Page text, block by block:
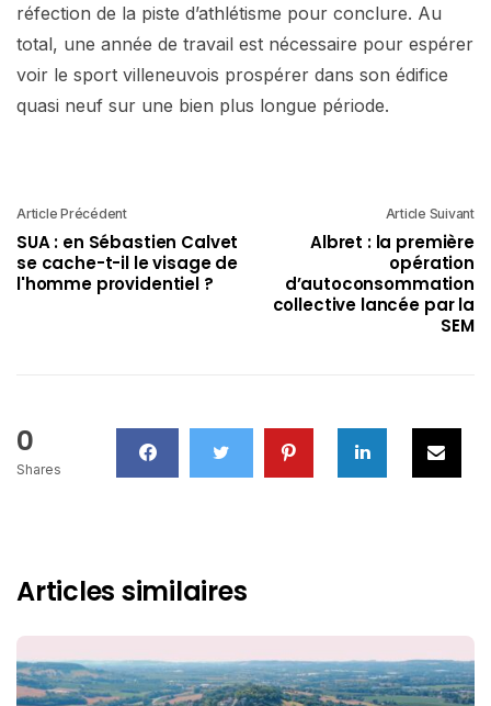
réfection de la piste d’athlétisme pour conclure. Au
total, une année de travail est nécessaire pour espérer
voir le sport villeneuvois prospérer dans son édifice
quasi neuf sur une bien plus longue période.
Article Précédent
SUA : en Sébastien Calvet
se cache-t-il le visage de
l'homme providentiel ?
Article Suivant
Albret : la première
opération
d’autoconsommation
collective lancée par la
SEM
0
Shares
Articles similaires